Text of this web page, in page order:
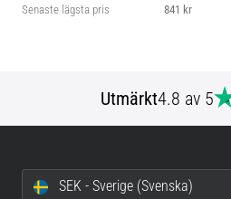
Senaste lägsta pris 841 kr
Utmärkt4.8 av 5
SEK - Sverige (Svenska)